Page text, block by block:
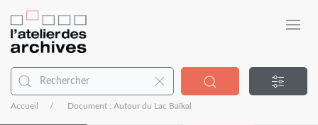
Accueil Document : Autour du Lac Baïkal